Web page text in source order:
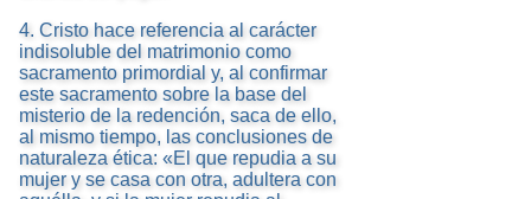
4. Cristo hace referencia al carácter
indisoluble del matrimonio como
sacramento primordial y, al confirmar
este sacramento sobre la base del
misterio de la redención, saca de ello,
al mismo tiempo, las conclusiones de
naturaleza ética: «El que repudia a su
mujer y se casa con otra, adultera con